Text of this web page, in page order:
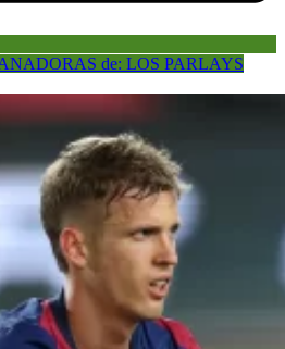
de: LOS PARLAYS